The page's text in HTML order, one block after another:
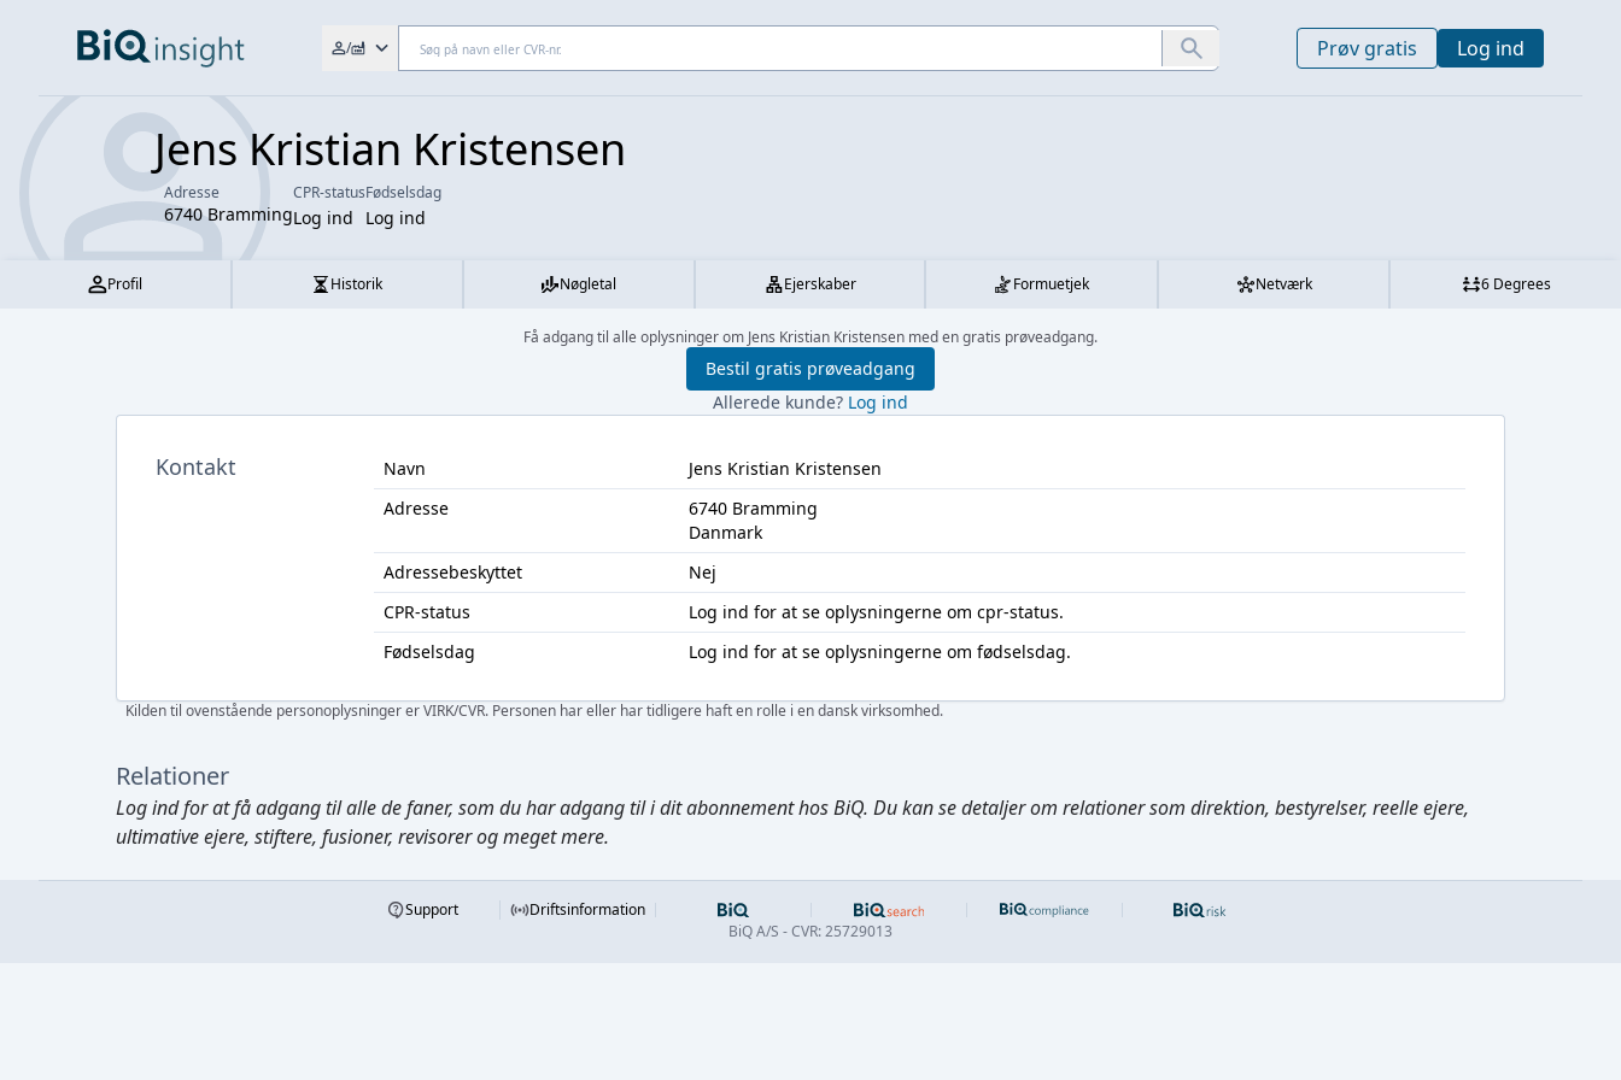
/ Prøv gratis Log ind
Jens Kristian Kristensen
Adresse
6740 Bramming
CPR-status
Log ind
Fødselsdag
Log ind
Profil Historik Nøgletal Ejerskaber Formuetjek Netværk 6 Degrees
Få adgang til alle oplysninger om Jens Kristian Kristensen med en gratis prøveadgang.
Bestil gratis prøveadgang
Allerede kunde? Log ind
Kontakt Navn
Jens Kristian Kristensen
Adresse
6740 Bramming
Danmark
Adressebeskyttet
Nej
CPR-status
Log ind for at se oplysningerne om cpr-status.
Fødselsdag
Log ind for at se oplysningerne om fødselsdag.
Kilden til ovenstående personoplysninger er VIRK/CVR. Personen har eller har tidligere haft en rolle i en dansk virksomhed.
Relationer
Log indfor at få adgang til alle de faner, som du har adgang til i dit abonnement hos BiQ. Du kan se detaljer om relationer som direktion, bestyrelser, reelle ejere,
ultimative ejere, stiftere, fusioner, revisorer og meget mere.
Support
Driftsinformation
BiQ A/S - CVR: 25729013